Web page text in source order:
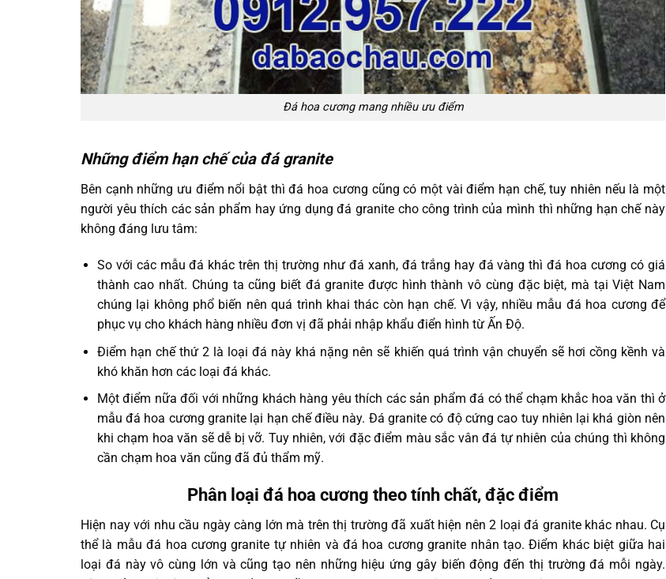
Đá hoa cương mang nhiều ưu điểm
Những điểm hạn chế của đá granite
Bên cạnh những ưu điểm nổi bật thì đá hoa cương cũng có một vài điểm hạn chế, tuy nhiên nếu là một
người yêu thích các sản phẩm hay ứng dụng đá granite cho công trình của mình thì những hạn chế này
không đáng lưu tâm:
So với các mẫu đá khác trên thị trường như đá xanh, đá trắng hay đá vàng thì đá hoa cương có giá
thành cao nhất. Chúng ta cũng biết đá granite được hình thành vô cùng đặc biệt, mà tại Việt Nam
chúng lại không phổ biến nên quá trình khai thác còn hạn chế. Vì vậy, nhiều mẫu đá hoa cương để
phục vụ cho khách hàng nhiều đơn vị đã phải nhập khẩu điển hình từ Ấn Độ.
Điểm hạn chế thứ 2 là loại đá này khá nặng nên sẽ khiến quá trình vận chuyển sẽ hơi cồng kềnh và
khó khăn hơn các loại đá khác.
Một điểm nữa đối với những khách hàng yêu thích các sản phẩm đá có thể chạm khắc hoa văn thì ở
mẫu đá hoa cương granite lại hạn chế điều này. Đá granite có độ cứng cao tuy nhiên lại khá giòn nên
khi chạm hoa văn sẽ dễ bị vỡ. Tuy nhiên, với đặc điểm màu sắc vân đá tự nhiên của chúng thì không
cần chạm hoa văn cũng đã đủ thẩm mỹ.
Phân loại đá hoa cương theo tính chất, đặc điểm
Hiện nay với nhu cầu ngày càng lớn mà trên thị trường đã xuất hiện nên 2 loại đá granite khác nhau. Cụ
thể là mẫu đá hoa cương granite tự nhiên và đá hoa cương granite nhân tạo. Điểm khác biệt giữa hai
loại đá này vô cùng lớn và cũng tạo nên những hiệu ứng gây biến động đến thị trường đá mỗi ngày.